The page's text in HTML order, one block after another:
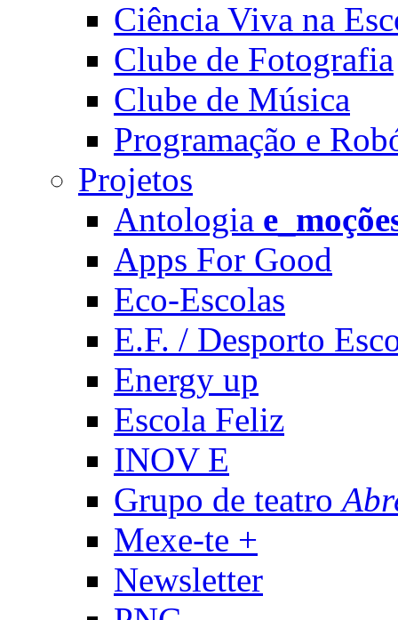
Ciência Viva na
Clube de Fotografia
Clube de Música
Programação e
Projetos
Antologia
Apps For Good
Eco-Escolas
E.F. / Desporto
Energy up
Escola Feliz
INOV E
Grupo de teatro
Mexe-te +
Newsletter